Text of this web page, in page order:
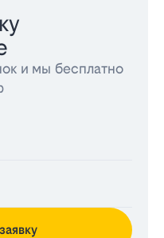
и мы бесплатно